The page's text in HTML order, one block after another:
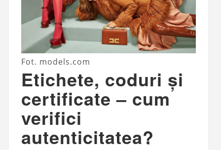
Fot. models.com
Etichete, coduri și
certificate – cum
verifici
autenticitatea?